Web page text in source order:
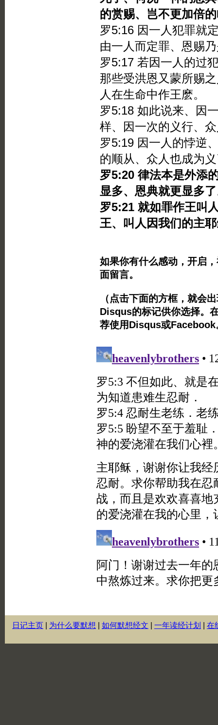
的赏赐、岂不更加倍
罗5:16 因一人犯罪就
由一人而定罪、恩赐
罗5:17 若因一人的过
那些受洪恩又蒙所赐
人在生命中作王麽。
罗5:18 如此说来、因
样、因一次的义行、
罗5:19 因一人的悖逆
的顺从、众人也成为
罗5:20 律法本是外添
显多、恩典就更显多
罗5:21 就如罪作王叫
王、叫人因我们的主
如果你有什么感动，开启
面留言。
（点击下面的方框，就会
Disqus的标记供你选择。
荐使用Disqus或
日记主页 为什么要默想 如何默想经文 一年读经计划 在